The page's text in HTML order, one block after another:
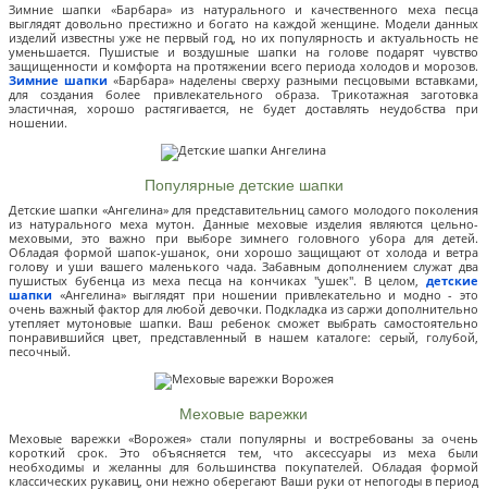
Зимние шапки «Барбара» из натурального и качественного меха песца
выглядят довольно престижно и богато на каждой женщине. Модели данных
изделий известны уже не первый год, но их популярность и актуальность не
уменьшается. Пушистые и воздушные шапки на голове подарят чувство
защищенности и комфорта на протяжении всего периода холодов и морозов.
Зимние шапки «Барбара» наделены сверху разными песцовыми вставками,
для создания более привлекательного образа. Трикотажная заготовка
эластичная, хорошо растягивается, не будет доставлять неудобства при
ношении.
Популярные детские шапки
Детские шапки «Ангелина» для представительниц самого молодого поколения
из натурального меха мутон. Данные меховые изделия являются цельно-
меховыми, это важно при выборе зимнего головного убора для детей.
Обладая формой шапок-ушанок, они хорошо защищают от холода и ветра
голову и уши вашего маленького чада. Забавным дополнением служат два
пушистых бубенца из меха песца на кончиках "ушек". В целом, детские
шапки «Ангелина» выглядят при ношении привлекательно и модно - это
очень важный фактор для любой девочки. Подкладка из саржи дополнительно
утепляет мутоновые шапки. Ваш ребенок сможет выбрать самостоятельно
понравившийся цвет, представленный в нашем каталоге: серый, голубой,
песочный.
Меховые варежки
Меховые варежки «Ворожея» стали популярны и востребованы за очень
короткий срок. Это объясняется тем, что аксессуары из меха были
необходимы и желанны для большинства покупателей. Обладая формой
классических рукавиц, они нежно оберегают Ваши руки от непогоды в период